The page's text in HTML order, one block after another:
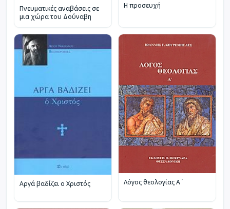
Πνευματικές αναβάσεις σε
μια χώρα του Δούναβη
Η προσευχή
Αργά βαδίζει ο Χριστός Λόγος θεολογίας Α΄